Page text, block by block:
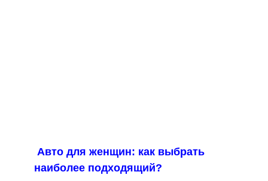
Авто для женщин: как выбрать
наиболее подходящий?